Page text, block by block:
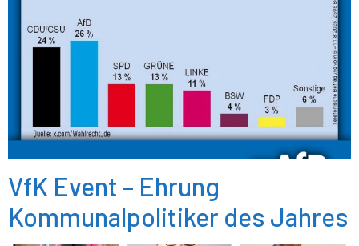
VfK Event – Ehrung
Kommunalpolitiker des Jahres